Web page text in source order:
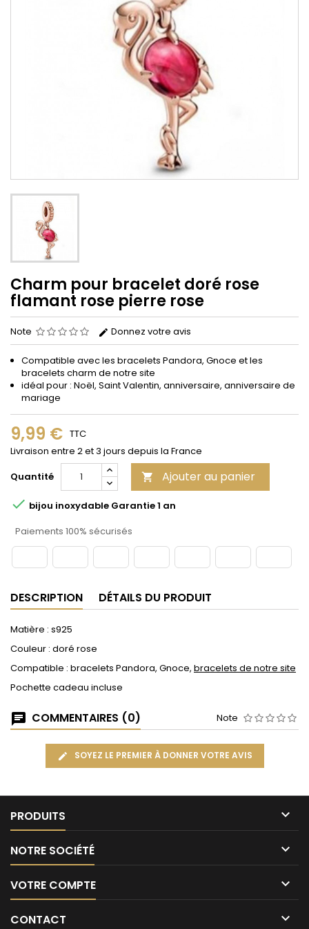
Charm pour bracelet doré rose
flamant rose pierre rose
Note Donnez votre avis
Compatible avec les bracelets Pandora, Gnoce et les
bracelets charm de notre site
idéal pour : Noël, Saint Valentin, anniversaire, anniversaire de
mariage
9,99 € TTC
Livraison entre 2 et 3 jours depuis la France
Quantité
 Ajouter au panier
 bijou inoxydable Garantie 1 an
Paiements 100% sécurisés
DESCRIPTION DÉTAILS DU PRODUIT
Matière : s925
Couleur : doré rose
Compatible : bracelets Pandora, Gnoce, bracelets de notre site
Pochette cadeau incluse
COMMENTAIRES (0) Note
SOYEZ LE PREMIER À DONNER VOTRE AVIS
PRODUITS 
NOTRE SOCIÉTÉ 
VOTRE COMPTE 
CONTACT 